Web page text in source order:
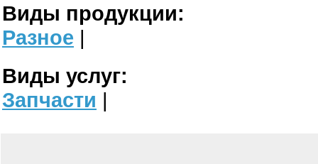
Виды продукции:
Разное |
Виды услуг:
Запчасти |